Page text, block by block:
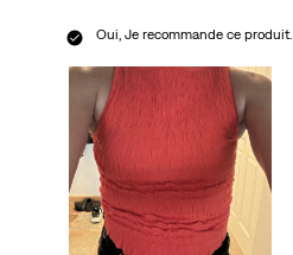
Oui, Je recommande ce produit.